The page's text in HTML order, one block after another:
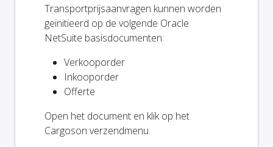
Transportprijsaanvragen kunnen worden
geïnitieerd op de volgende Oracle
NetSuite basisdocumenten:
Verkooporder
Inkooporder
Offerte
Open het document en klik op het
Cargoson verzendmenu.